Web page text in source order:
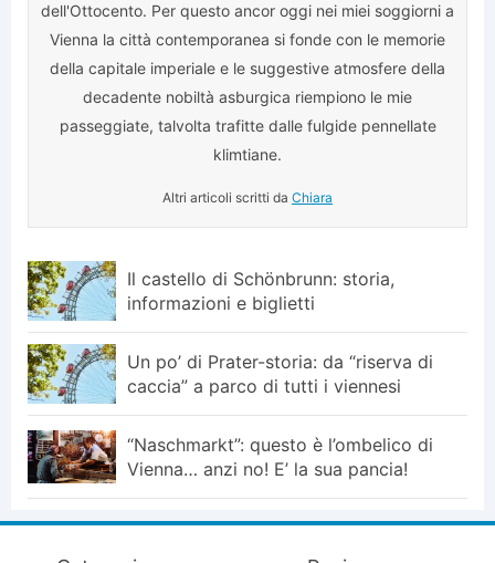
dell'Ottocento. Per questo ancor oggi nei miei soggiorni a
Vienna la città contemporanea si fonde con le memorie
della capitale imperiale e le suggestive atmosfere della
decadente nobiltà asburgica riempiono le mie
passeggiate, talvolta trafitte dalle fulgide pennellate
klimtiane.
Altri articoli scritti da Chiara
Il castello di Schönbrunn: storia,
informazioni e biglietti
Un po’ di Prater-storia: da “riserva di
caccia” a parco di tutti i viennesi
“Naschmarkt”: questo è l’ombelico di
Vienna… anzi no! E’ la sua pancia!